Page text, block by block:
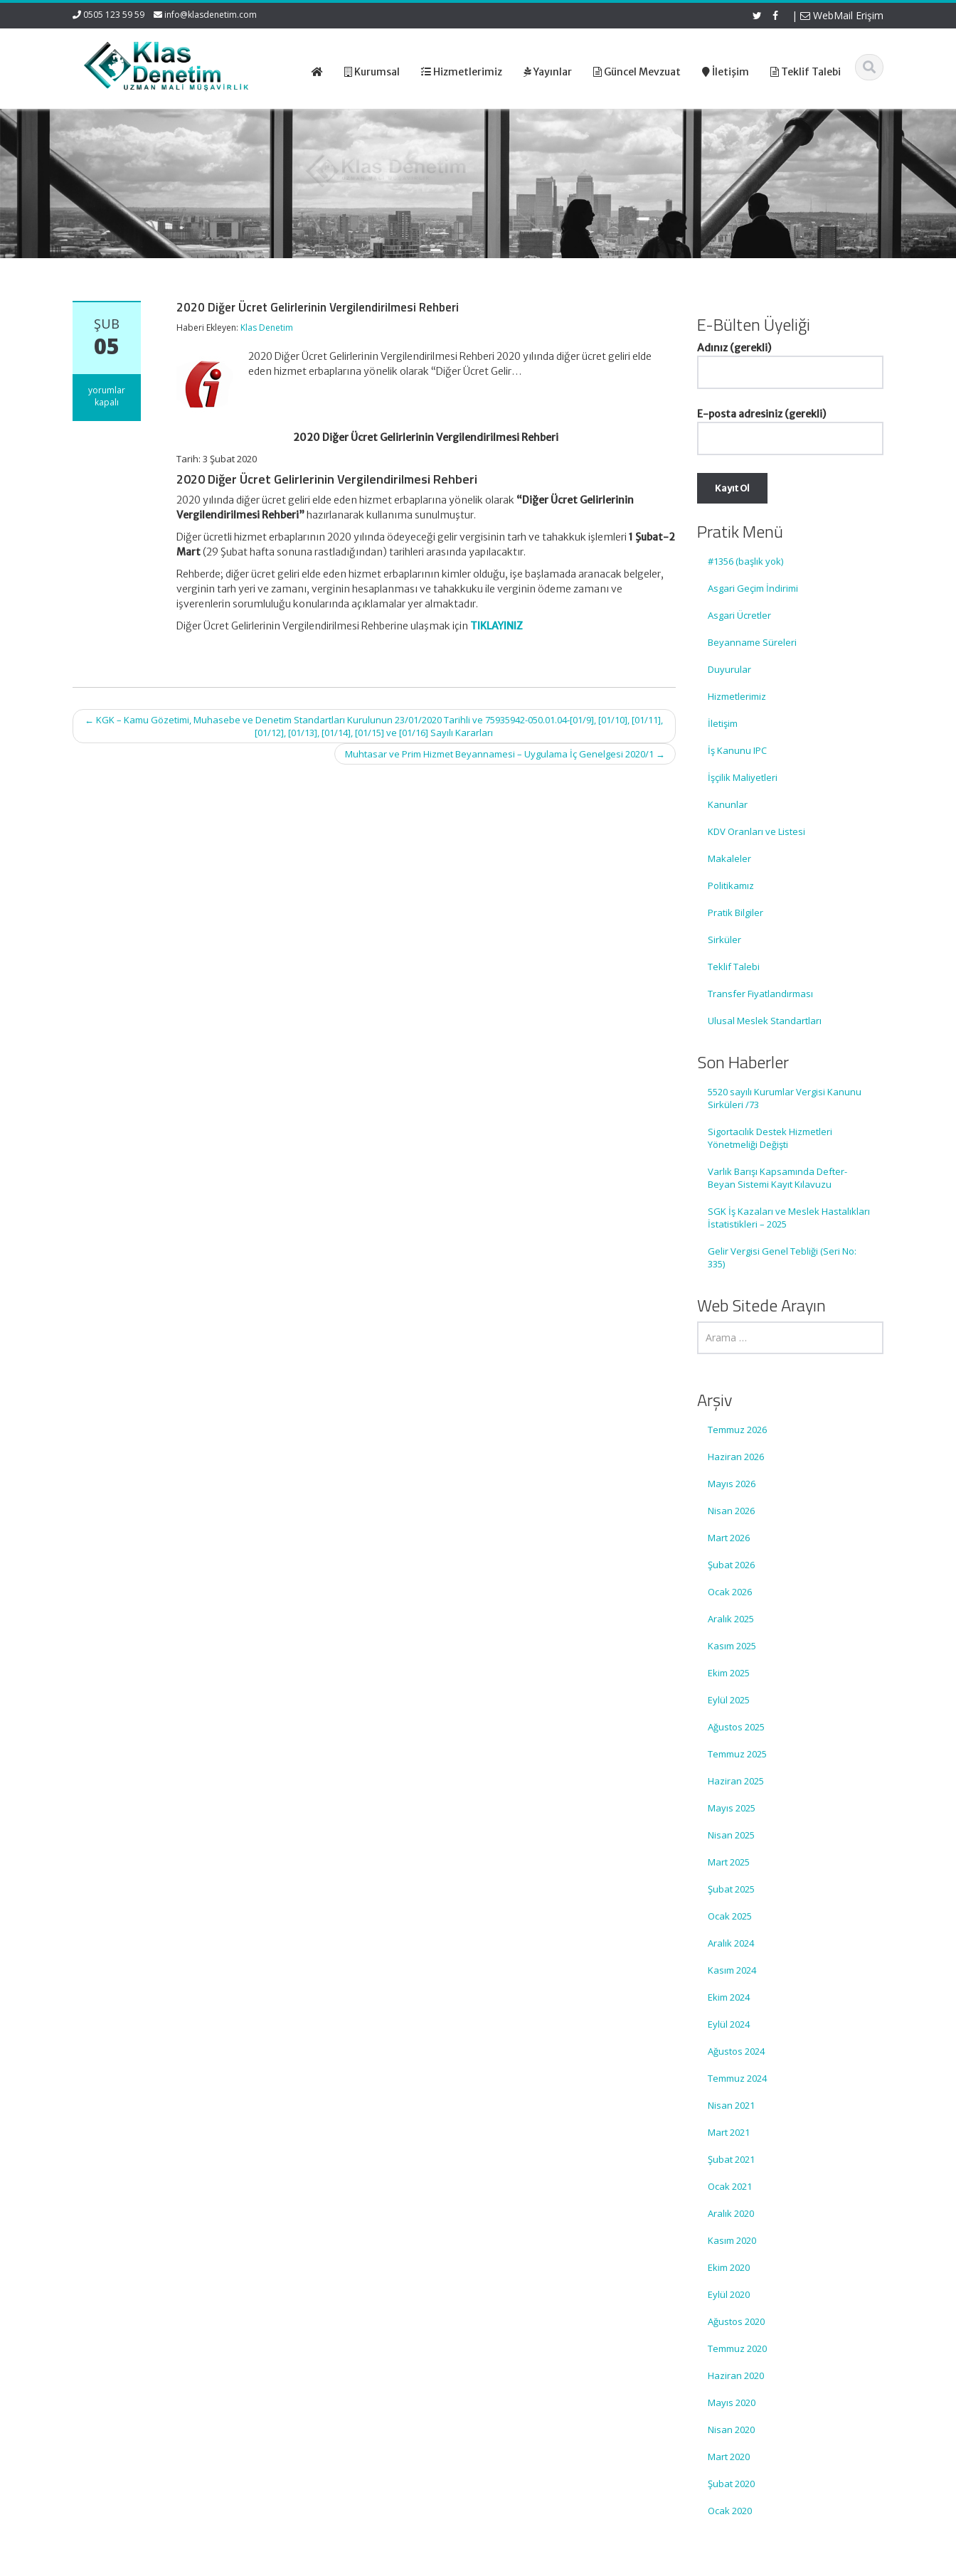
0505 123 59 59 info@klasdenetim.com | WebMail Erişim
Kurumsal Hizmetlerimiz Yayınlar Güncel Mevzuat İletişim Teklif Talebi
ŞUB
05
2020
Diğer
yorumlar
kapalı
2020 Diğer Ücret Gelirlerinin Vergilendirilmesi Rehberi
Haberi Ekleyen:Klas Denetim
2020 Diğer Ücret Gelirlerinin Vergilendirilmesi Rehberi 2020 yılında diğer ücret geliri elde
eden hizmet erbaplarına yönelik olarak “Diğer Ücret Gelir…
2020 Diğer Ücret Gelirlerinin Vergilendirilmesi Rehberi
Tarih: 3 Şubat 2020
2020 Diğer Ücret Gelirlerinin Vergilendirilmesi Rehberi
2020 yılında diğer ücret geliri elde eden hizmet erbaplarına yönelik olarak “Diğer Ücret Gelirlerinin
Vergilendirilmesi Rehberi”hazırlanarak kullanıma sunulmuştur.
Diğer ücretli hizmet erbaplarının 2020 yılında ödeyeceği gelir vergisinin tarh ve tahakkuk işlemleri1 Şubat-2
Mart(29 Şubat hafta sonuna rastladığından) tarihleri arasında yapılacaktır.
Rehberde; diğer ücret geliri elde eden hizmet erbaplarının kimler olduğu, işe başlamada aranacak belgeler,
verginin tarh yeri ve zamanı, verginin hesaplanması ve tahakkuku ile verginin ödeme zamanı ve
işverenlerin sorumluluğu konularında açıklamalar yer almaktadır.
Diğer Ücret Gelirlerinin Vergilendirilmesi Rehberine ulaşmak için TIKLAYINIZ
Post
navigation
← KGK – Kamu Gözetimi, Muhasebe ve Denetim Standartları Kurulunun 23/01/2020 Tarihli ve 75935942-050.01.04-[01/9], [01/10], [01/11],
[01/12], [01/13], [01/14], [01/15] ve [01/16] Sayılı Kararları
Muhtasar ve Prim Hizmet Beyannamesi – Uygulama İç Genelgesi 2020/1 →
E-Bülten Üyeliği
Adınız (gerekli)
E-posta adresiniz (gerekli)
Pratik Menü
#1356 (başlık yok)
Asgari Geçim İndirimi
Asgari Ücretler
Beyanname Süreleri
Duyurular
Hizmetlerimiz
İletişim
İş Kanunu IPC
İşçilik Maliyetleri
Kanunlar
KDV Oranları ve Listesi
Makaleler
Politikamız
Pratik Bilgiler
Sirküler
Teklif Talebi
Transfer Fiyatlandırması
Ulusal Meslek Standartları
Son Haberler
5520 sayılı Kurumlar Vergisi Kanunu
Sirküleri /73
Sigortacılık Destek Hizmetleri
Yönetmeliği Değişti
Varlık Barışı Kapsamında Defter-
Beyan Sistemi Kayıt Kılavuzu
SGK İş Kazaları ve Meslek Hastalıkları
İstatistikleri – 2025
Gelir Vergisi Genel Tebliği (Seri No:
335)
Web Sitede Arayın
Arşiv
Temmuz 2026
Haziran 2026
Mayıs 2026
Nisan 2026
Mart 2026
Şubat 2026
Ocak 2026
Aralık 2025
Kasım 2025
Ekim 2025
Eylül 2025
Ağustos 2025
Temmuz 2025
Haziran 2025
Mayıs 2025
Nisan 2025
Mart 2025
Şubat 2025
Ocak 2025
Aralık 2024
Kasım 2024
Ekim 2024
Eylül 2024
Ağustos 2024
Temmuz 2024
Nisan 2021
Mart 2021
Şubat 2021
Ocak 2021
Aralık 2020
Kasım 2020
Ekim 2020
Eylül 2020
Ağustos 2020
Temmuz 2020
Haziran 2020
Mayıs 2020
Nisan 2020
Mart 2020
Şubat 2020
Ocak 2020